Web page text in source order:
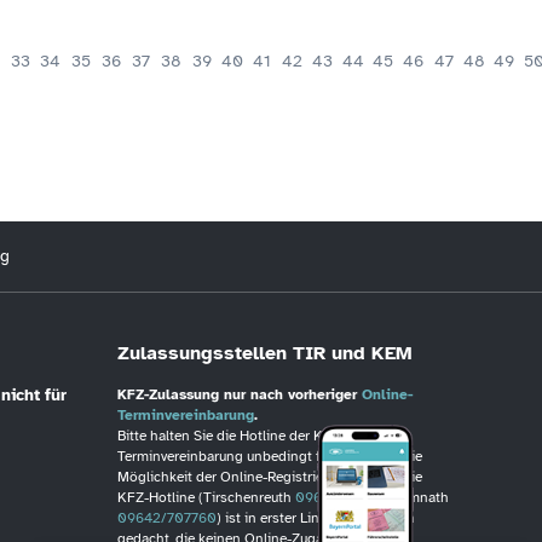
33 34 35 36 37 38 39 40 41 42 43 44 45 46 47 48 49
für
Zulassungsstellen TIR und KEM
KFZ-Zulassung nur nach vorheriger Online-
Terminvereinbarung.
Bitte halten Sie die Hotline der KFZ-
Terminvereinbarung unbedingt frei, wenn Sie die
Möglichkeit der Online-Registrierung haben. Die
KFZ-Hotline (Tirschenreuth 09631/88246 , Kemnath
09642/707760) ist in erster Linie für Personen
gedacht, die keinen Online-Zugang haben!